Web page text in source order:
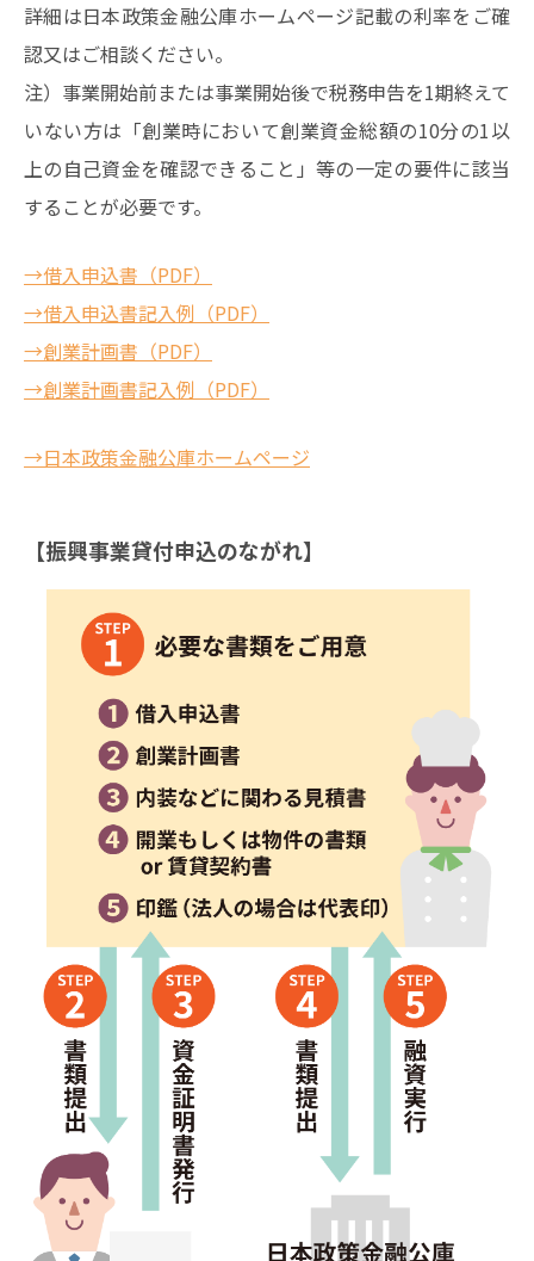
詳細は日本政策金融公庫ホームページ記載の利率をご確
認又はご相談ください。
注）事業開始前または事業開始後で税務申告を1期終えて
いない方は「創業時において創業資金総額の10分の1以
上の自己資金を確認できること」等の一定の要件に該当
することが必要です。
→借入申込書（PDF）
→借入申込書記入例（PDF）
→創業計画書（PDF）
→創業計画書記入例（PDF）
→日本政策金融公庫ホームページ
【振興事業貸付申込のながれ】